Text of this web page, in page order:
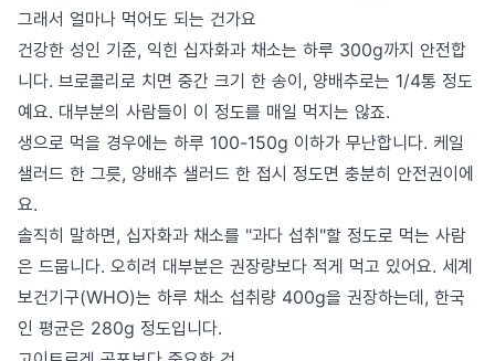
그래서 얼마나 먹어도 되는 건가요
건강한 성인 기준, 익힌 십자화과 채소는 하루 300g까지 안전합
니다. 브로콜리로 치면 중간 크기 한 송이, 양배추로는 1/4통 정도
예요. 대부분의 사람들이 이 정도를 매일 먹지는 않죠.
생으로 먹을 경우에는 하루 100-150g 이하가 무난합니다. 케일
샐러드 한 그릇, 양배추 샐러드 한 접시 정도면 충분히 안전권이에
요.
솔직히 말하면, 십자화과 채소를 "과다 섭취"할 정도로 먹는 사람
은 드뭅니다. 오히려 대부분은 권장량보다 적게 먹고 있어요. 세계
보건기구(WHO)는 하루 채소 섭취량 400g을 권장하는데, 한국
인 평균은 280g 정도입니다.